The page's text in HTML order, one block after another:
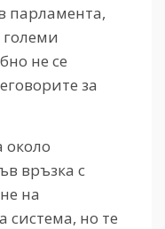
парламента,
големи
не се
за
около
връзка с
на
но те